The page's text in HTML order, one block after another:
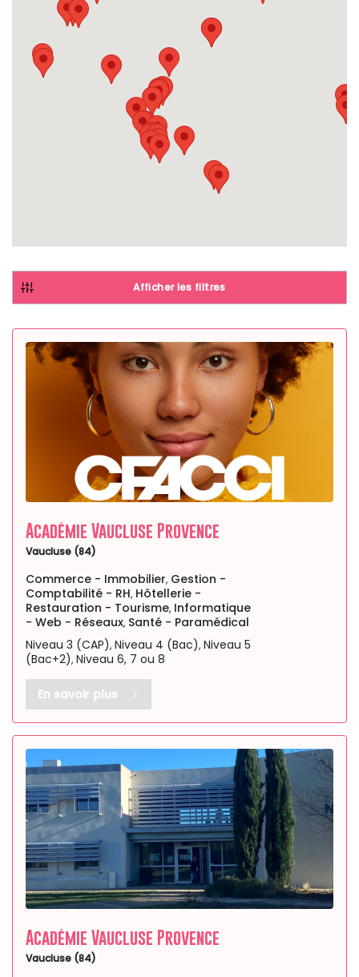
Afficher les filtres
Académie Vaucluse Provence
Vaucluse (84)
Commerce - Immobilier, Gestion -
Comptabilité - RH, Hôtellerie -
Restauration - Tourisme, Informatique
- Web - Réseaux, Santé - Paramédical
Niveau 3 (CAP), Niveau 4 (Bac), Niveau 5
(Bac+2), Niveau 6, 7 ou 8
En savoir plus
Académie Vaucluse Provence
Vaucluse (84)